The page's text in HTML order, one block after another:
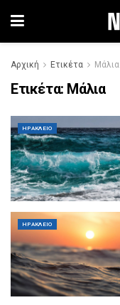
Αρχική Ετικέτα Μάλια
Ετικέτα: Μάλια
ΗΡΆΚΛΕΙΟ
ΗΡΆΚΛΕΙΟ